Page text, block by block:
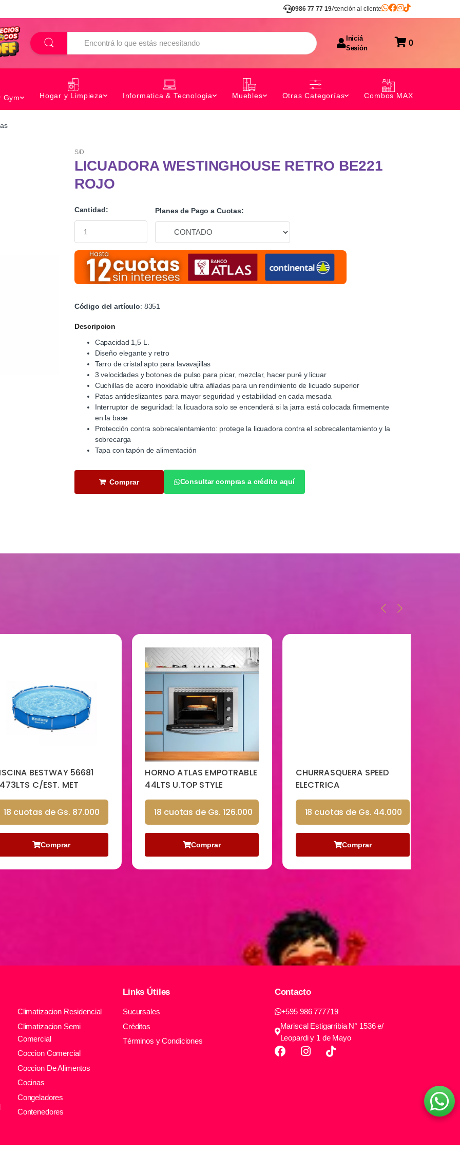
0986 77 77 19Atención al cliente
B
u
s
Iniciá
Sesión
0
Gym Hogar y Limpieza Informatica & Tecnologia Muebles Otras Categorías Combos MAX
S/D
LICUADORA WESTINGHOUSE RETRO BE221
ROJO
Cantidad: Planes de Pago a Cuotas:
Código del artículo: 8351
Descripcion
Capacidad 1,5 L.
Diseño elegante y retro
Tarro de cristal apto para lavavajillas
3 velocidades y botones de pulso para picar, mezclar, hacer puré y licuar
Cuchillas de acero inoxidable ultra afiladas para un rendimiento de licuado superior
Patas antideslizantes para mayor seguridad y estabilidad en cada mesada
Interruptor de seguridad: la licuadora solo se encenderá si la jarra está colocada firmemente
en la base
Protección contra sobrecalentamiento: protege la licuadora contra el sobrecalentamiento y la
sobrecarga
Tapa con tapón de alimentación
Comprar Consultar compras a crédito aquí
BESTWAY 56681
C/EST. MET
cuotas de Gs. 87.000
Comprar
HORNO ATLAS EMPOTRABLE
44LTS U.TOP STYLE
18 cuotas de Gs. 126.000
Comprar
CHURRASQUERA SPEED
ELECTRICA
18 cuotas de Gs. 44.000
Comprar
Climatizacion Residencial
Climatizacion Semi
Comercial
Coccion Comercial
Coccion De Alimentos
Cocinas
Congeladores
Contenedores
Links Útiles
Sucursales
Créditos
Términos y Condiciones
Contacto
+595 986 777719
Mariscal Estigarribia N° 1536 e/
Leopardi y 1 de Mayo